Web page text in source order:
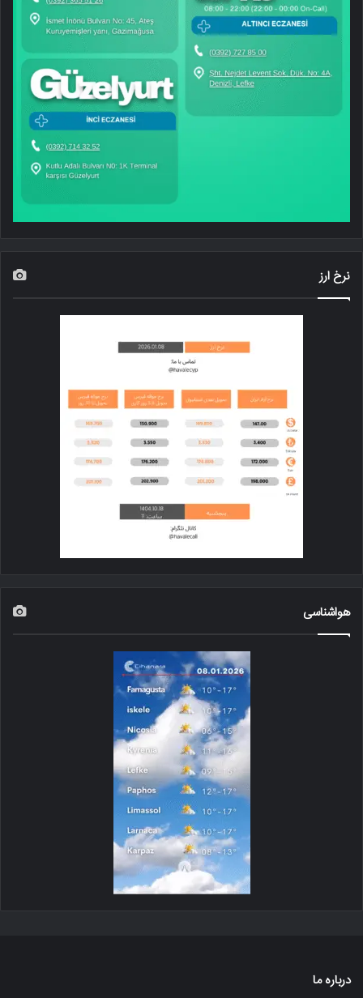
نرخ ارز
هواشناسی
درباره ما